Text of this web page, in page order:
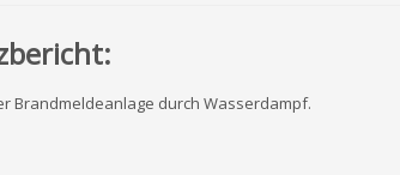
Brandmeldeanlage durch Wasserdampf.